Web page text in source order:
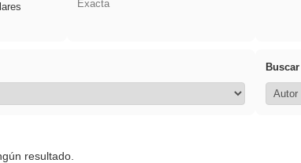
Exacta
resultado.